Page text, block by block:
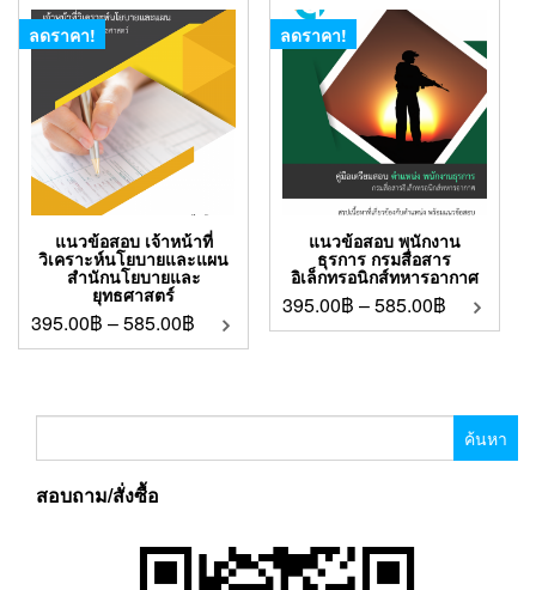
ลดราคา!
แนวข้อสอบ เจ้าหน้าที่
วิเคราะห์นโยบายและแผน
สำนักนโยบายและ
ยุทธศาสตร์
395.00฿ –585.00฿
ลดราคา!
แนวข้อสอบ พนักงาน
ธุรการ กรมสื่อสาร
อิเล็กทรอนิกส์ทหารอากาศ
395.00฿ –585.00฿
สอบถาม/สั่งซื้อ